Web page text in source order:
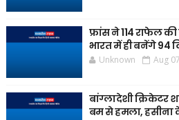
फ्रांस ने 114 राफेल
भारत में ही बनेंगे 94
Unknown Aug
बांग्लादेशी क्रिकेटर
बम से हमला, हसीना